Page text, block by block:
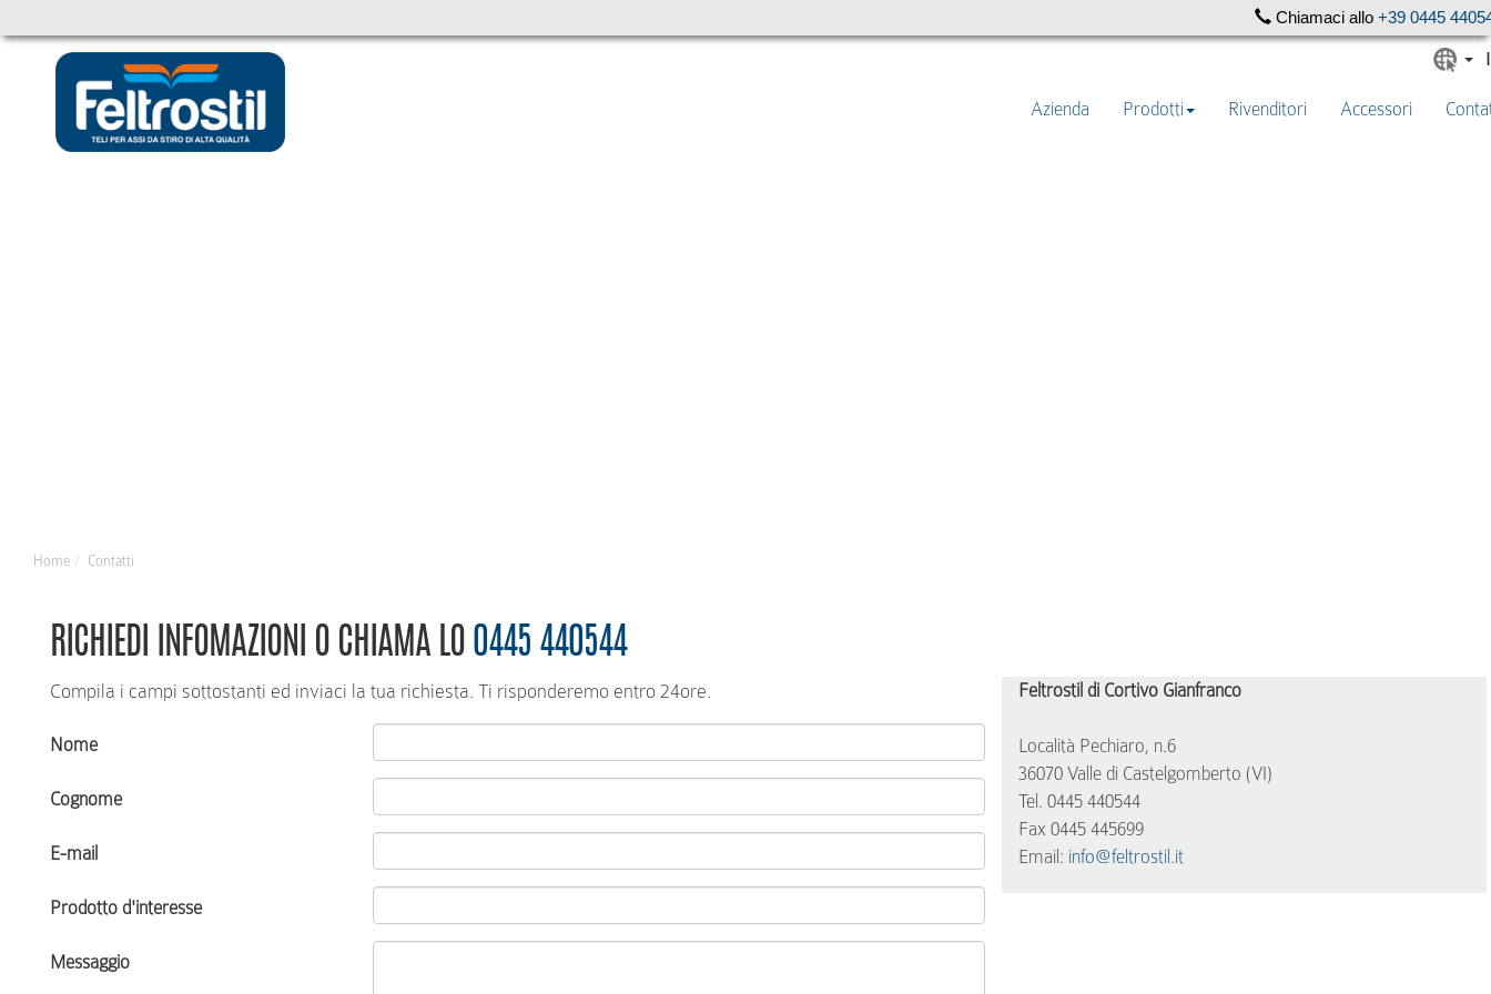
Chiamaci allo +39 0445
Azienda Prodotti Rivenditori Accessori
Home Contatti
RICHIEDI INFOMAZIONI O CHIAMA LO 0445 440544
Compila i campi sottostanti ed inviaci la tua richiesta. Ti risponderemo entro 24ore.
Nome
Cognome
E-mail
Prodotto d'interesse
Messaggio
Feltrostil di Cortivo Gianfranco
Località Pechiaro, n.6
36070 Valle di Castelgomberto (VI)
Tel. 0445 440544
Fax 0445 445699
Email: info@feltrostil.it